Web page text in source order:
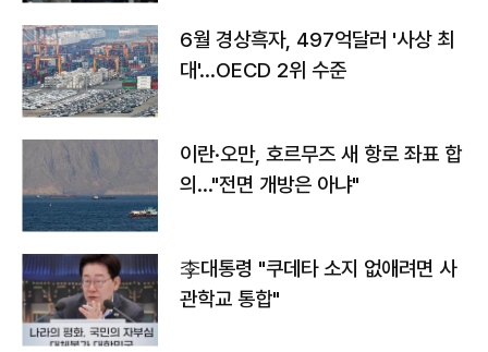
6월 경상흑자, 497억달러 '사상 최
대'…OECD 2위 수준
이란·오만, 호르무즈 새 항로 좌표 합
의…"전면 개방은 아냐"
李대통령 "쿠데타 소지 없애려면 사
관학교 통합"